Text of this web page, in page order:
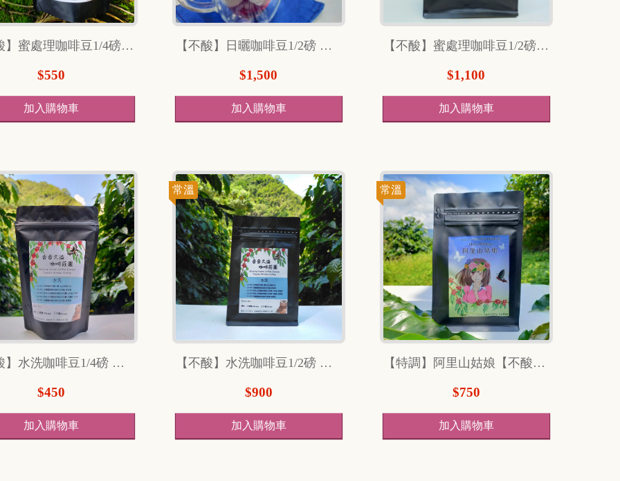
【不酸】蜜處理咖啡豆1/4磅 （114克）
$550
【不酸】日曬咖啡豆1/2磅 （240克）
$1,500
【不酸】蜜處理咖啡豆1/2磅（240克）
$1,100
【不酸】水洗咖啡豆1/4磅 （114克）
$450
常溫
【不酸】水洗咖啡豆1/2磅 （240克）
$900
常溫
【特調】阿里山姑娘【不酸】1/2磅
$750